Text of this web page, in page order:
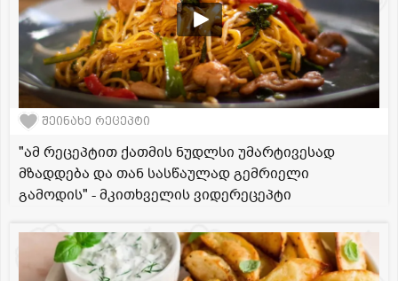
შეინახე რეცეპტი
"ამ რეცეპტით ქათმის ნუდლსი უმარტივესად
მზადდება და თან სასწაულად გემრიელი
გამოდის" - მკითხველის ვიდერეცეპტი